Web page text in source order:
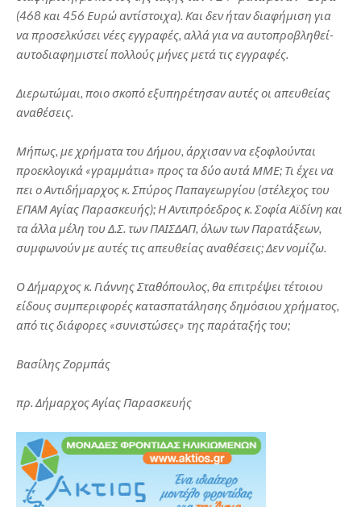
(468 και 456 Ευρώ αντίστοιχα). Και δεν ήταν διαφήμιση για
να προσελκύσει νέες εγγραφές, αλλά για να αυτοπροβληθεί-
αυτοδιαφημιστεί πολλούς μήνες μετά τις εγγραφές.
Διερωτώμαι, ποιο σκοπό εξυπηρέτησαν αυτές οι απευθείας
αναθέσεις.
Μήπως, με χρήματα του Δήμου, άρχισαν να εξοφλούνται
προεκλογικά «γραμμάτια» προς τα δύο αυτά ΜΜΕ; Τι έχει να
πει ο Αντιδήμαρχος κ. Σπύρος Παπαγεωργίου (στέλεχος του
ΕΠΑΜ Αγίας Παρασκευής); Η Αντιπρόεδρος κ. Σοφία Αϊδίνη και
τα άλλα μέλη του Δ.Σ. των ΠΑΙΣΔΑΠ, όλων των Παρατάξεων,
συμφωνούν με αυτές τις απευθείας αναθέσεις; Δεν νομίζω.
Ο Δήμαρχος κ. Γιάννης Σταθόπουλος, θα επιτρέψει τέτοιου
είδους συμπεριφορές κατασπατάλησης δημόσιου χρήματος,
από τις διάφορες «συνιστώσες» της παράταξής του;
Βασίλης Ζορμπάς
πρ. Δήμαρχος Αγίας Παρασκευής